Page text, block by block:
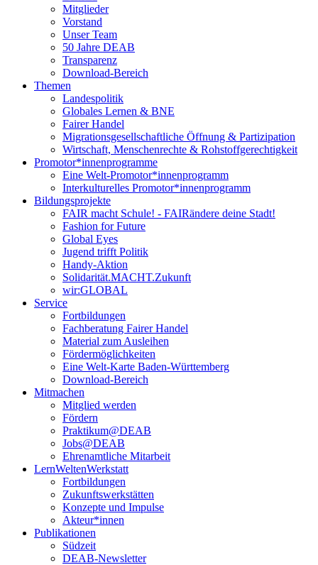
Mitglieder
Vorstand
Unser Team
50 Jahre DEAB
Transparenz
Download-Bereich
Themen
Landespolitik
Globales Lernen & BNE
Fairer Handel
Migrationsgesellschaftliche Öffnung & Partizipation
Wirtschaft, Menschenrechte & Rohstoffgerechtigkeit
Promotor*innen­programme
Eine Welt-Promotor*innenprogramm
Interkulturelles Promotor*innenprogramm
Bildungsprojekte
FAIR macht Schule! - FAIRändere deine Stadt!
Fashion for Future
Global Eyes
Jugend trifft Politik
Handy-Aktion
Solidarität.MACHT.Zukunft
wir:GLOBAL
Service
Fortbildungen
Fachberatung Fairer Handel
Material zum Ausleihen
Fördermöglichkeiten
Eine Welt-Karte Baden-Württemberg
Download-Bereich
Mitmachen
Mitglied werden
Fördern
Praktikum@DEAB
Jobs@DEAB
Ehrenamtliche Mitarbeit
LernWeltenWerkstatt
Fortbildungen
Zukunftswerkstätten
Konzepte und Impulse
Akteur*innen
Publikationen
Südzeit
DEAB-Newsletter